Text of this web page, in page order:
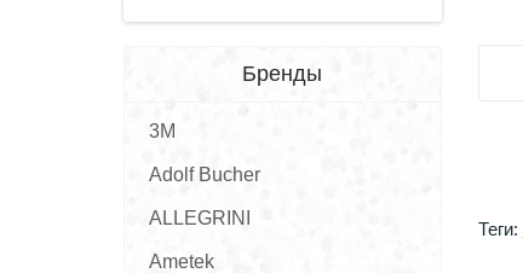
Бренды
3M
Adolf Bucher
ALLEGRINI
Ametek
Теги: